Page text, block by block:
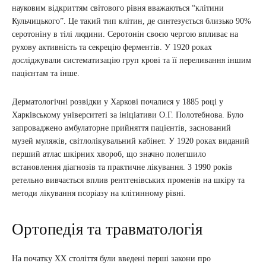
науковим відкриттям світового рівня вважаються “клітини
Кульчицького”. Це такий тип клітин, де синтезується близько 90%
серотоніну в тілі людини. Серотонін своєю чергою впливає на
рухову активність та секрецію ферментів. У 1920 роках
досліджували систематизацію груп крові та її переливання іншим
пацієнтам та інше.
Дерматологічні розвідки у Харкові почалися у 1885 році у
Харківському університеті за ініціативи О.Г. Полотебнова. Було
запроваджено амбулаторне прийняття пацієнтів, заснований
музей муляжів, світлолікувальний кабінет. У 1920 роках виданий
перший атлас шкірних хвороб, що значно полегшило
встановлення діагнозів та практичне лікування. З 1990 років
ретельно вивчається вплив рентгенівських променів на шкіру та
методи лікування псоріазу на клітинному рівні.
Ортопедія та травматологія
На початку XX століття були введені перші закони про